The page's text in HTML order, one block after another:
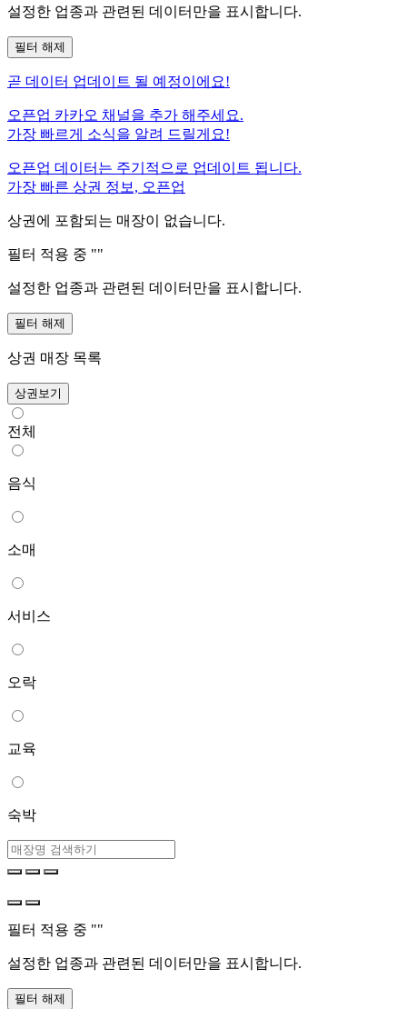
설정한 업종과 관련된 데이터만을 표시합니다.
필터 해제
곧 데이터 업데이트 될 예정이에요!
오픈업 카카오 채널을 추가 해주세요.
가장 빠르게 소식을 알려 드릴게요!
오픈업 데이터는 주기적으로 업데이트 됩니다.
가장 빠른 상권 정보, 오픈업
상권에 포함되는 매장이 없습니다.
필터 적용 중 ""
설정한 업종과 관련된 데이터만을 표시합니다.
필터 해제
상권 매장 목록
상권보기
전체
음식
소매
서비스
오락
교육
숙박
필터 적용 중 ""
설정한 업종과 관련된 데이터만을 표시합니다.
필터 해제